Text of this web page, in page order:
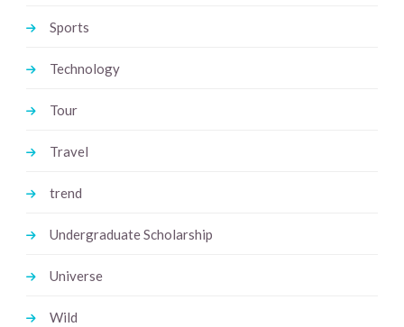
Sports
Technology
Tour
Travel
trend
Undergraduate Scholarship
Universe
Wild